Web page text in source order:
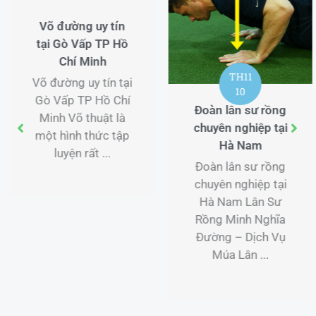
Võ đường uy tín
tại Gò Vấp TP Hồ
Chí Minh
Võ đường uy tín tại
Gò Vấp TP Hồ Chí
Minh Võ thuật là
một hình thức tập
luyện rất ...
TH11
10
Đoàn lân sư rồng
chuyên nghiệp tại
Hà Nam
Đoàn lân sư rồng
chuyên nghiệp tại
Hà Nam Lân Sư
Rồng Minh Nghĩa
Đường – Dịch Vụ
Múa Lân ...